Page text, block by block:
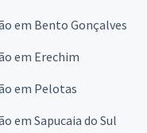
em Bento Gonçalves
em Erechim
em Pelotas
em Sapucaia do Sul